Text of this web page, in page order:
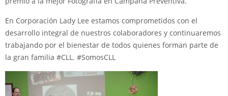
En Corporación Lady Lee estamos comprometidos con el
desarrollo integral de nuestros colaboradores y continuaremos
trabajando por el bienestar de todos quienes forman parte de
la gran familia #CLL . #SomosCLL